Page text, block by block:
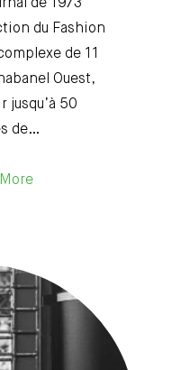
de 1973
du Fashion
de 11
Ouest,
jusqu’à 50
de…